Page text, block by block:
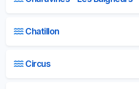
Chatillon
Circus